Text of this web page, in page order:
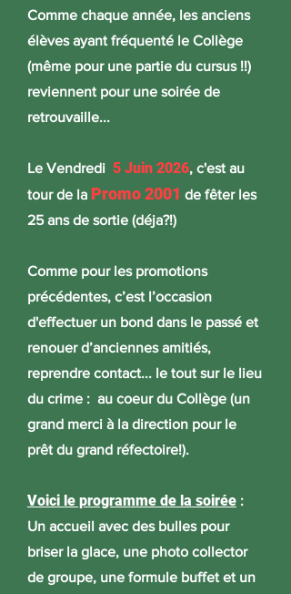
Comme chaque année, les anciens
élèves ayant fréquenté le Collège
(même pour une partie du cursus !!)
reviennent pour une soirée de
retrouvaille...
Le Vendredi 5 Juin 2026, c'est au
tour de la Promo 2001 de fêter les
25 ans de sortie (déja?!)
Comme pour les promotions
précédentes, c’est l’occasion
d'effectuer un bond dans le passé et
renouer d’anciennes amitiés,
reprendre contact... le tout sur le lieu
du crime : au coeur du Collège (un
grand merci à la direction pour le
prêt du grand réfectoire!).
Voici le programme de la soirée :
Un accueil avec des bulles pour
briser la glace, une photo collector
de groupe, une formule buffet et un